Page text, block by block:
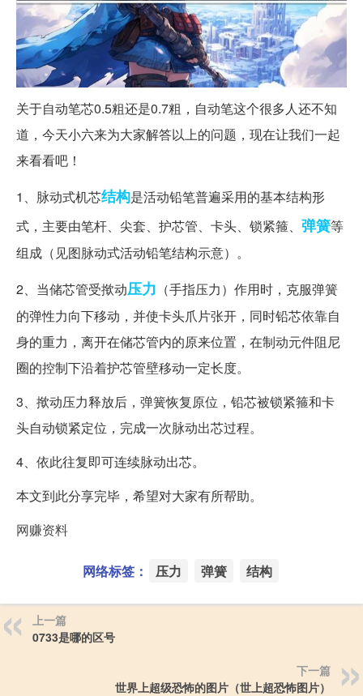
关于自动笔芯0.5粗还是0.7粗，自动笔这个很多人还不知
道，今天小六来为大家解答以上的问题，现在让我们一起
来看看吧！
1、脉动式机芯结构是活动铅笔普遍采用的基本结构形
式，主要由笔杆、尖套、护芯管、卡头、锁紧箍、 弹簧等
组成（见图脉动式活动铅笔结构示意）。
2、当储芯管受揿动压力 （手指压力）作用时，克服弹簧
的弹性力向下移动，并使卡头爪片张开，同时铅芯依靠自
身的重力，离开在储芯管内的原来位置，在制动元件阻尼
圈的控制下沿着护芯管壁移动一定长度。
3、揿动压力释放后，弹簧恢复原位，铅芯被锁紧箍和卡
头自动锁紧定位，完成一次脉动出芯过程。
4、依此往复即可连续脉动出芯。
本文到此分享完毕，希望对大家有所帮助。
网赚资料
网络标签： 压力 弹簧 结构
上一篇
0733是哪的区号
下一篇
世界上超级恐怖的图片（世上超恐怖图片）